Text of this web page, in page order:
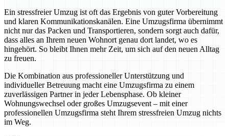
Ein stressfreier Umzug ist oft das Ergebnis von guter Vorbereitung
und klaren Kommunikationskanälen. Eine Umzugsfirma übernimmt
nicht nur das Packen und Transportieren, sondern sorgt auch dafür,
dass alles an Ihrem neuen Wohnort genau dort landet, wo es
hingehört. So bleibt Ihnen mehr Zeit, um sich auf den neuen Alltag
zu freuen.
Die Kombination aus professioneller Unterstützung und
individueller Betreuung macht eine Umzugsfirma zu einem
zuverlässigen Partner in jeder Lebensphase. Ob kleiner
Wohnungswechsel oder großes Umzugsevent – mit einer
professionellen Umzugsfirma steht Ihrem stressfreien Umzug nichts
im Weg.